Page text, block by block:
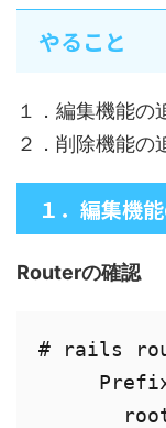
やること
１．編集機能の
２．削除機能の
１．編集機
Routerの確認
# rails